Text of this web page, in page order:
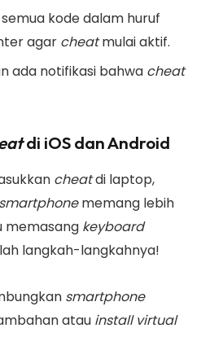
kode dalam huruf
agar cheatmulai aktif.
ada notifikasi bahwa cheat
di iOS dan Android
cheatdi laptop,
smartphonememang lebih
memasang keyboard
langkah-langkahnya!
smartphone
atau install virtual